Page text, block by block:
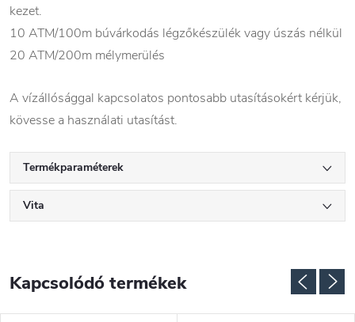
kezet.
10 ATM/100m búvárkodás légzőkészülék vagy úszás nélkül
20 ATM/200m mélymerülés
A vízállósággal kapcsolatos pontosabb utasításokért kérjük,
kövesse a használati utasítást.
Termékparaméterek
Vita
Kapcsolódó termékek